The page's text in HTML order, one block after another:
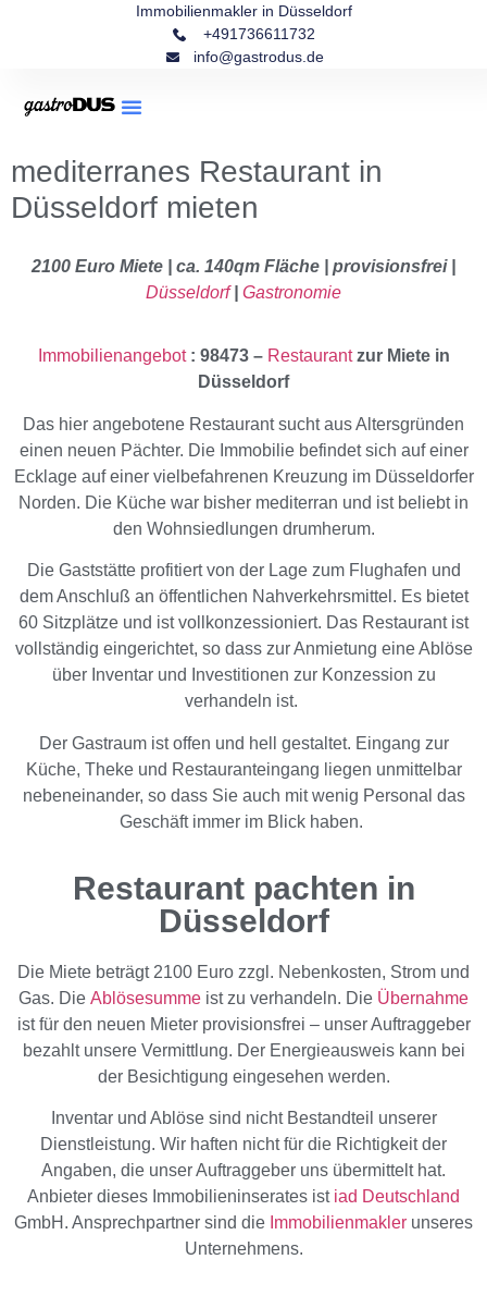
Immobilienmakler in Düsseldorf
info@gastrodus.de
+491736611732
mediterranes Restaurant in
Düsseldorf mieten
2100 Euro Miete | ca. 140qm Fläche | provisionsfrei |
Düsseldorf| Gastronomie
Immobilienangebot: 98473 – Restaurantzur Miete in
Düsseldorf
Das hier angebotene Restaurant sucht aus Altersgründen
einen neuen Pächter. Die Immobilie befindet sich auf einer
Ecklage auf einer vielbefahrenen Kreuzung im Düsseldorfer
Norden. Die Küche war bisher mediterran und ist beliebt in
den Wohnsiedlungen drumherum.
Die Gaststätte profitiert von der Lage zum Flughafen und
dem Anschluß an öffentlichen Nahverkehrsmittel. Es bietet
60 Sitzplätze und ist vollkonzessioniert. Das Restaurant ist
vollständig eingerichtet, so dass zur Anmietung eine Ablöse
über Inventar und Investitionen zur Konzession zu
verhandeln ist.
Der Gastraum ist offen und hell gestaltet. Eingang zur
Küche, Theke und Restauranteingang liegen unmittelbar
nebeneinander, so dass Sie auch mit wenig Personal das
Geschäft immer im Blick haben.
Restaurant pachten in
Düsseldorf
Die Miete beträgt 2100 Euro zzgl. Nebenkosten, Strom und
Gas. Die Ablösesumme ist zu verhandeln. Die Übernahme
ist für den neuen Mieter provisionsfrei – unser Auftraggeber
bezahlt unsere Vermittlung. Der Energieausweis kann bei
der Besichtigung eingesehen werden.
Inventar und Ablöse sind nicht Bestandteil unserer
Dienstleistung. Wir haften nicht für die Richtigkeit der
Angaben, die unser Auftraggeber uns übermittelt hat.
Anbieter dieses Immobilieninserates ist iad Deutschland
GmbH. Ansprechpartner sind die Immobilienmakler unseres
Unternehmens.